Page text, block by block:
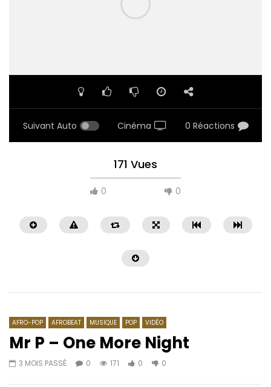
Suivant Auto Cinéma 0 Réactions
171 Vues
0 0
AFRO-POP AFROBEAT MUSIQUE POP VIDÉO
Mr P – One More Night
3 MOIS PASSÉ 0 171 0 0